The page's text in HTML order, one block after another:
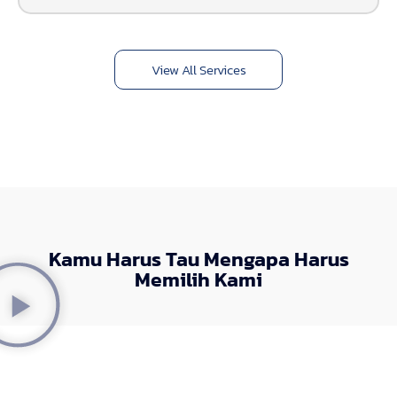
View All Services
Kamu Harus Tau Mengapa Harus
Memilih Kami